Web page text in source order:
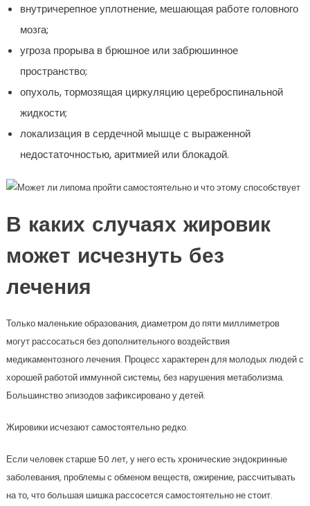
внутричерепное уплотнение, мешающая работе головного
мозга;
угроза прорыва в брюшное или забрюшинное
пространство;
опухоль, тормозящая циркуляцию цереброспинальной
жидкости;
локализация в сердечной мышце с выраженной
недостаточностью, аритмией или блокадой.
В каких случаях жировик
может исчезнуть без
лечения
Только маленькие образования, диаметром до пяти миллиметров
могут рассосаться без дополнительного воздействия
медикаментозного лечения. Процесс характерен для молодых людей с
хорошей работой иммунной системы, без нарушения метаболизма.
Большинство эпизодов зафиксировано у детей.
Жировики исчезают самостоятельно редко.
Если человек старше 50 лет, у него есть хронические эндокринные
заболевания, проблемы с обменом веществ, ожирение, рассчитывать
на то, что большая шишка рассосется самостоятельно не стоит.